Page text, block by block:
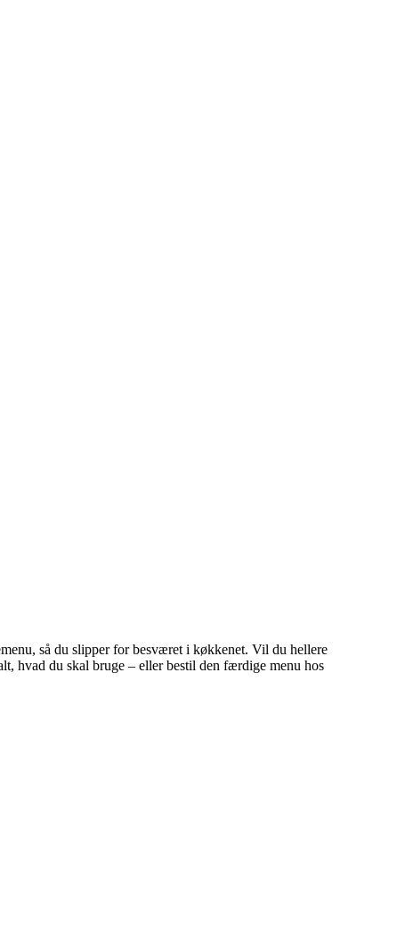
så du slipper for besværet i køkkenet. Vil du hellere
hvad du skal bruge – eller bestil den færdige menu hos